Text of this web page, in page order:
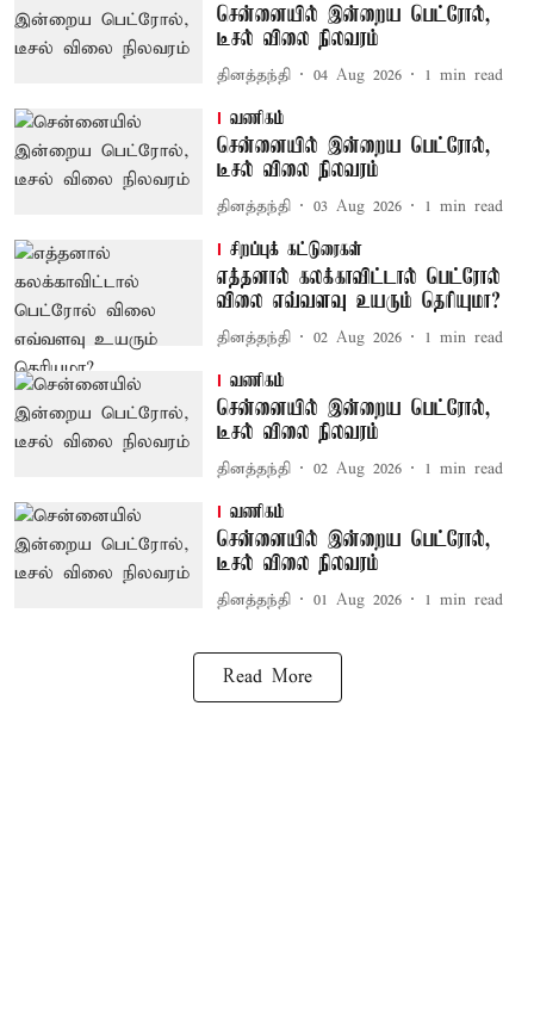
சென்னையில் இன்றைய பெட்ரோல்,
டீசல் விலை நிலவரம்
தினத்தந்தி 04 Aug 2026 1 min read
வணிகம்
சென்னையில் இன்றைய பெட்ரோல்,
டீசல் விலை நிலவரம்
தினத்தந்தி 03 Aug 2026 1 min read
சிறப்புக் கட்டுரைகள்
எத்தனால் கலக்காவிட்டால் பெட்ரோல்
விலை எவ்வளவு உயரும் தெரியுமா?
தினத்தந்தி 02 Aug 2026 1 min read
வணிகம்
சென்னையில் இன்றைய பெட்ரோல்,
டீசல் விலை நிலவரம்
தினத்தந்தி 02 Aug 2026 1 min read
வணிகம்
சென்னையில் இன்றைய பெட்ரோல்,
டீசல் விலை நிலவரம்
தினத்தந்தி 01 Aug 2026 1 min read
Read More